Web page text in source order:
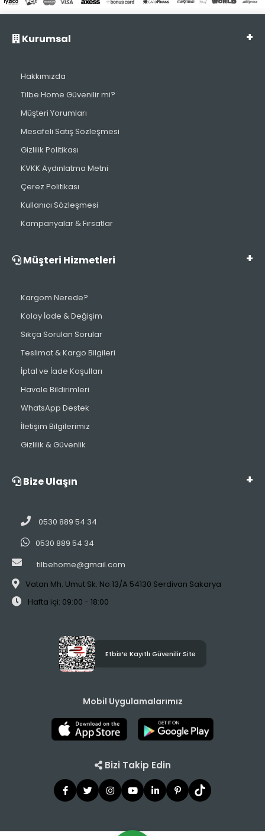
Kurumsal
Hakkımızda
Tilbe Home Güvenilir mi?
Müşteri Yorumları
Mesafeli Satış Sözleşmesi
Gizlilik Politikası
KVKK Aydınlatma Metni
Çerez Politikası
Kullanıcı Sözleşmesi
Kampanyalar & Fırsatlar
Müşteri Hizmetleri
Kargom Nerede?
Kolay İade & Değişim
Sıkça Sorulan Sorular
Teslimat & Kargo Bilgileri
İptal ve İade Koşulları
Havale Bildirimleri
WhatsApp Destek
İletişim Bilgilerimiz
Gizlilik & Güvenlik
Bize Ulaşın
0530 889 54 34
0530 889 54 34
tilbehome@gmail.com
Vatan Mh. Umut Sk. No:13/A 54130 Serdivan Sakarya
Hafta içi: 09:00 - 18:00
Etbis’e Kayıtlı Güvenilir Site
Mobil Uygulamalarımız
Bizi Takip Edin